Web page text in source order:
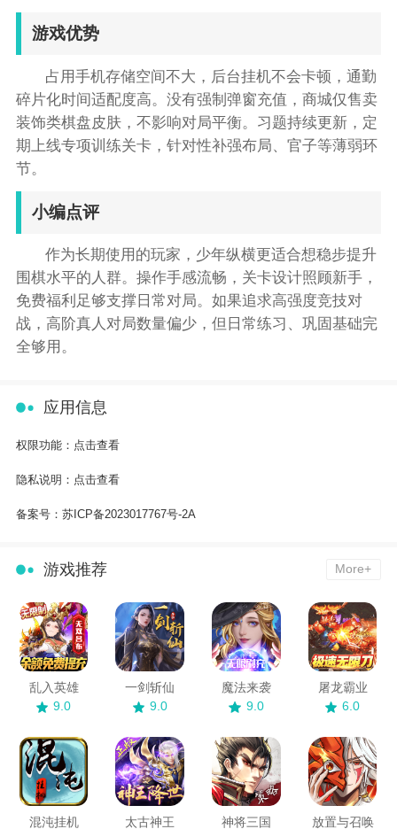
游戏优势
占用手机存储空间不大，后台挂机不会卡顿，通勤
碎片化时间适配度高。没有强制弹窗充值，商城仅售卖
装饰类棋盘皮肤，不影响对局平衡。习题持续更新，定
期上线专项训练关卡，针对性补强布局、官子等薄弱环
节。
小编点评
作为长期使用的玩家，少年纵横更适合想稳步提升
围棋水平的人群。操作手感流畅，关卡设计照顾新手，
免费福利足够支撑日常对局。如果追求高强度竞技对
战，高阶真人对局数量偏少，但日常练习、巩固基础完
全够用。
应用信息
权限功能： 点击查看
隐私说明： 点击查看
备案号： 苏ICP备2023017767号-2A
游戏推荐 More+
乱入英雄
9.0
一剑斩仙
9.0
魔法来袭
9.0
屠龙霸业
6.0
混沌挂机 太古神王 神将三国 放置与召唤